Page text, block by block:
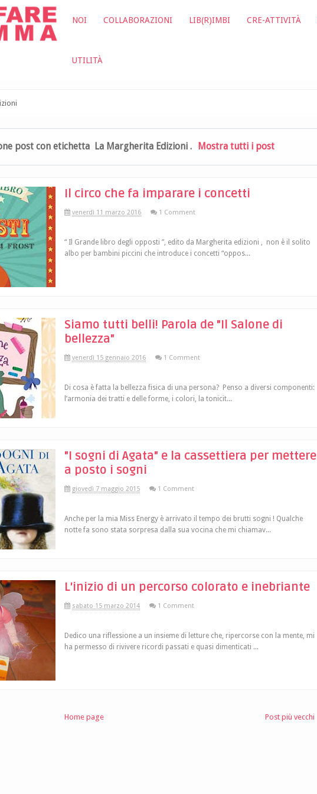
NOI COLLABORAZIONI LIB(R)IMBI CRE-ATTIVITÀ
UTILITÀ
post con etichetta La Margherita Edizioni . Mostra tutti i post
Il circo che fa imparare i concetti
venerdì 11 marzo 2016 1 Comment
“ Il Grande libro degli opposti ”, edito da Margherita edizioni , non è il solito
albo per bambini piccini che introduce i concetti “oppos...
Siamo tutti belli! Parola de "Il Salone di
bellezza"
venerdì 15 gennaio 2016 1 Comment
Di cosa è fatta la bellezza fisica di una persona? Penso a diversi componenti:
l’armonia dei tratti e delle forme, i colori, la tonicit...
"I sogni di Agata" e la cassettiera per mettere
a posto i sogni
giovedì 7 maggio 2015 1 Comment
Anche per la mia Miss Energy è arrivato il tempo dei brutti sogni ! Qualche
notte fa sono stata sorpresa dalla sua vocina che mi chiamav...
L'inizio di un percorso colorato e inebriante
sabato 15 marzo 2014 1 Comment
Dedico una riflessione a un insieme di letture che, ripercorse con la mente, mi
ha permesso di rivivere ricordi passati e quasi dimenticati ...
Post più vecchi
Home page